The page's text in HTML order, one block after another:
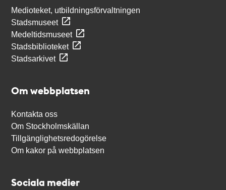
Medioteket, utbildningsförvaltningen
Stadsmuseet
Medeltidsmuseet
Stadsbiblioteket
Stadsarkivet
Om webbplatsen
Kontakta oss
Om Stockholmskällan
Tillgänglighetsredogörelse
Om kakor på webbplatsen
Sociala medier